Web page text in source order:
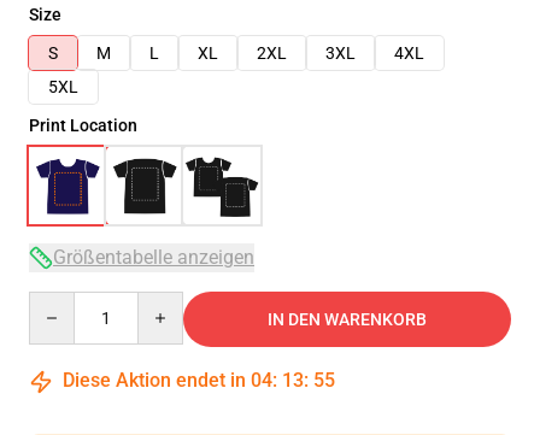
Size
S
M L XL 2XL 3XL
4XL
5XL
Print Location
Größentabelle anzeigen
IN DEN WARENKORB
Diese Aktion endet in 04: 13: 54